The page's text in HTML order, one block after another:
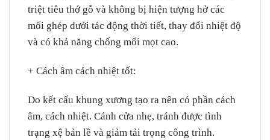
triệt tiêu thớ gỗ và không bị hiện tượng hở các
mối ghép dưới tác động thời tiết, thay đổi nhiệt độ
và có khả năng chống mối mọt cao.
+ Cách âm cách nhiệt tốt:
Do kết cấu khung xương tạo ra nên có phần cách
âm, cách nhiệt. Cánh cửa nhẹ, tránh được tình
trạng xệ bản lề và giảm tải trọng công trình.